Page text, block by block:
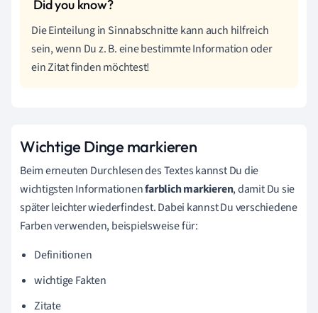
Die Einteilung in Sinnabschnitte kann auch hilfreich
sein, wenn Du z. B. eine bestimmte Information oder
ein Zitat finden möchtest!
Wichtige Dinge markieren
Beim erneuten Durchlesen des Textes kannst Du die
wichtigsten Informationenfarblich markieren, damit Du sie
später leichter wiederfindest. Dabei kannst Du verschiedene
Farben verwenden, beispielsweise für:
Definitionen
wichtige Fakten
Zitate